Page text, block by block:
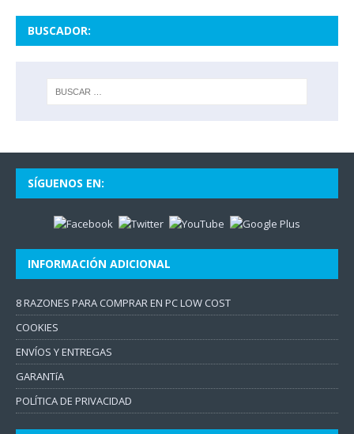
BUSCADOR:
SÍGUENOS EN:
INFORMACIÓN ADICIONAL
8 RAZONES PARA COMPRAR EN PC LOW COST
COOKIES
ENVÍOS Y ENTREGAS
GARANTíA
POLÍTICA DE PRIVACIDAD